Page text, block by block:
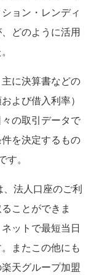
ョン・レンディ
どのように活用
に決算書などの
よび借入利率）
の取引データで
を決定するもの
。
法人口座のご利
ことができま
ットで最短当日
またこの他にも
天グループ加盟